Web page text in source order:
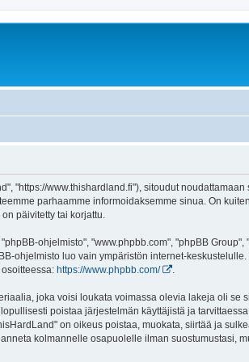
"https://www.thishardland.fi"), sitoudut
parhaamme informoidaksemme sinua. On
päivitetty tai korjattu.
ohjelmisto", "www.phpbb.com", "phpBB Group",
ohjelmisto luo vain ympäristön internet-
https://www.phpbb.com/ .
joka voisi loukata voimassa olevia lakeja oli se
poistaa järjestelmän käyttäjistä ja
on oikeus poistaa, muokata, siirtää ja
kolmannelle osapuolelle ilman suostumustasi,